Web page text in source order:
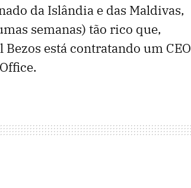
da Islândia e das Maldivas,
semanas) tão rico que,
Bezos está contratando um CEO